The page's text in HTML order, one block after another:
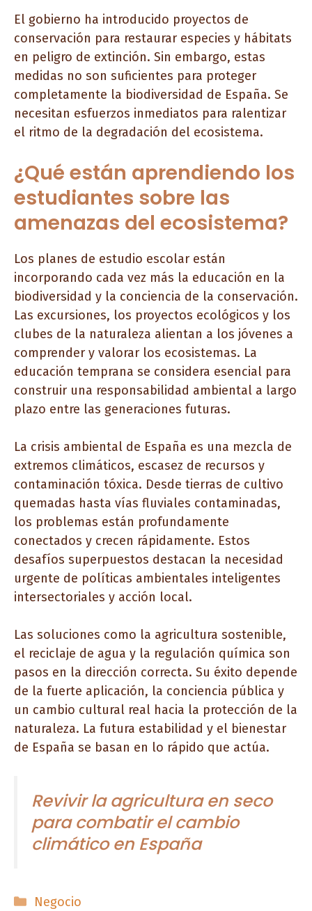
El gobierno ha introducido proyectos de
conservación para restaurar especies y hábitats
en peligro de extinción. Sin embargo, estas
medidas no son suficientes para proteger
completamente la biodiversidad de España. Se
necesitan esfuerzos inmediatos para ralentizar
el ritmo de la degradación del ecosistema.
¿Qué están aprendiendo los
estudiantes sobre las
amenazas del ecosistema?
Los planes de estudio escolar están
incorporando cada vez más la educación en la
biodiversidad y la conciencia de la conservación.
Las excursiones, los proyectos ecológicos y los
clubes de la naturaleza alientan a los jóvenes a
comprender y valorar los ecosistemas. La
educación temprana se considera esencial para
construir una responsabilidad ambiental a largo
plazo entre las generaciones futuras.
La crisis ambiental de España es una mezcla de
extremos climáticos, escasez de recursos y
contaminación tóxica. Desde tierras de cultivo
quemadas hasta vías fluviales contaminadas,
los problemas están profundamente
conectados y crecen rápidamente. Estos
desafíos superpuestos destacan la necesidad
urgente de políticas ambientales inteligentes
intersectoriales y acción local.
Las soluciones como la agricultura sostenible,
el reciclaje de agua y la regulación química son
pasos en la dirección correcta. Su éxito depende
de la fuerte aplicación, la conciencia pública y
un cambio cultural real hacia la protección de la
naturaleza. La futura estabilidad y el bienestar
de España se basan en lo rápido que actúa.
Revivir la agricultura en seco
para combatir el cambio
climático en España
Categorías
Negocio